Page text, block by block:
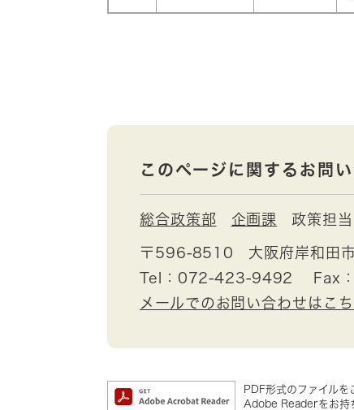
このページに関するお問
総合政策部 企画課 政策担当
〒596-8510
大阪府岸和田
Tel：072-423-9492
Fax
メールでのお問い合わせはこ
PDF形式のファイル
Adobe Readerをお持